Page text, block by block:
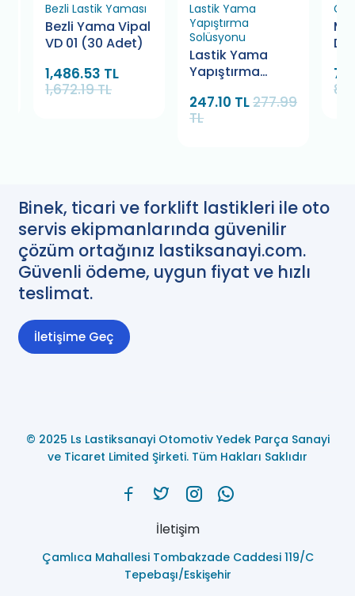
Bezli Lastik Yaması
Bezli Yama Vipal
VD 01 (30 Adet)
1,486.53 TL
1,672.19 TL
Lastik Yama
Yapıştırma
Solüsyonu
Lastik Yama
Yapıştırma
Bamek 280 gr.
247.10 TL277.99
TL
Binek, ticari ve forklift lastikleri ile oto
servis ekipmanlarında güvenilir
çözüm ortağınız lastiksanayi.com.
Güvenli ödeme, uygun fiyat ve hızlı
teslimat.
İletişime Geç
© 2025 Ls Lastiksanayi Otomotiv Yedek Parça Sanayi
ve Ticaret Limited Şirketi. Tüm Hakları Saklıdır
İletişim
Çamlıca Mahallesi Tombakzade Caddesi 119/C
Tepebaşı/Eskişehir